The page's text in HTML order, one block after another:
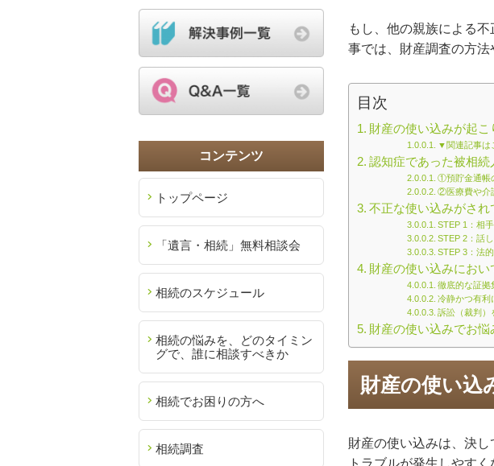
もし、他の親族による
事では、財産調査の方法
目次
財産の使い込みが起こ
▼関連記事は
認知症であった被相続
①預貯金通帳
②医療費や介
不正な使い込みがされ
STEP 1：相
STEP 2：話
STEP 3：法
財産の使い込みにお
徹底的な証拠
冷静かつ有利
訴訟（裁判）
財産の使い込みでお
財産の使い込
財産の使い込みは、決
トラブルが発生しやすく
コンテンツ
トップページ
「遺言・相続」無料相談会
相続のスケジュール
相続の悩みを、どのタイミン
グで、誰に相談すべきか
相続でお困りの方へ
相続調査